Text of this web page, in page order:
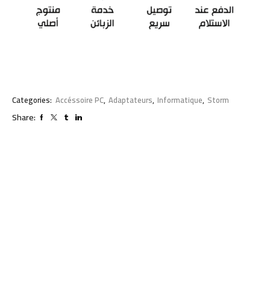
Categories: Accéssoire PC, Adaptateurs, Informatique, Storm
Share: